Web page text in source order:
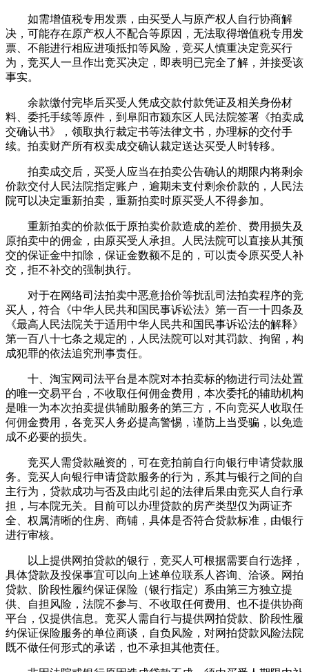
如需增值税专用发票，由买受人与原产权人自行协商解
决，可能存在原产权人不配合等原因，无法取得增值税专用发
票、不能进行相应进项抵扣等风险，竞买人慎重决定竞买行
为，竞买人一旦作出竞买决定，即表明已完全了解，并接受该
事实。
余款缴付完毕后买受人凭成交款付款凭证及相关身份材
料、委托手续等原件，到阜阳市颍东区人民法院签署《拍卖成
交确认书》，领取执行裁定书等法律文书，办理标的交付手
续。拍卖财产所有权卖成交确认裁定送达买受人时转移。
拍卖成交后，买受人应当在拍卖公告确认的期限内将剩余
价款交付人民法院指定账户，逾期未支付剩余价款的，人民法
院可以决定重新拍卖，重新拍卖时原买受人不得参加。
重新拍卖的价款低于原拍卖价款造成的差价、费用损失及
原拍卖中的佣金，由原买受人承担。人民法院可以直接从其预
交的保证金中扣除，保证金数额不足的，可以责令原买受人补
交，拒不补交的强制执行。
对于在网络司法拍卖中恶意抬价等扰乱司法拍卖程序的竞
买人，符合《中华人民共和国民事诉讼法》第一百一十四条及
《最高人民法院关于适用中华人民共和国民事诉讼法的解释》
第一百八十七条之规定的，人民法院可以对其罚款、拘留，构
成犯罪的依法追究刑事责任。
十、淘宝网司法平台是本院对本拍卖标的物进行司法处置
的唯一交易平台，不收取任何佣金费用，本次委托的辅助机构
是唯一为本次拍卖提供辅助服务的第三方，不向竞买人收取任
何佣金费用，各竞买人务必提高警惕，谨防上当受骗，以免造
成不必要的损失。
竞买人需贷款融资的，可在竞拍前自行向银行申请贷款服
务。竞买人向银行申请贷款服务的行为，系其与银行之间的自
主行为，贷款成功与否及由此引起的法律后果由竞买人自行承
担，与本院无关。目前可以办理贷款的房产类型仅为两证齐
全、权属清晰的住房、商铺，具体是否符合贷款标准，由银行
进行审核。
以上提供网拍贷款的银行，竞买人可根据需要自行选择，
具体贷款及投保事宜可以向上述单位联系人咨询、洽谈。网拍
贷款、阶段性履约保证保险（银行指定）系由第三方独立提
供、自担风险，法院不参与、不收取任何费用、也不提供协商
平台，仅提供信息。竞买人需自行与提供网拍贷款、阶段性履
约保证保险服务的单位商谈，自负风险，对网拍贷款风险法院
既不做任何形式的承诺，也不承担其他责任。